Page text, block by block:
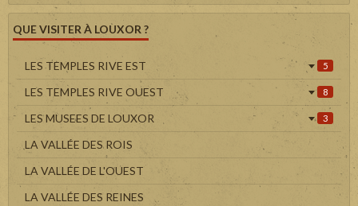
QUE VISITER À LOUXOR ?
LES TEMPLES RIVE EST 5
LES TEMPLES RIVE OUEST 8
LES MUSEES DE LOUXOR 3
LA VALLÉE DES ROIS
LA VALLÉE DE L'OUEST
LA VALLÉE DES REINES